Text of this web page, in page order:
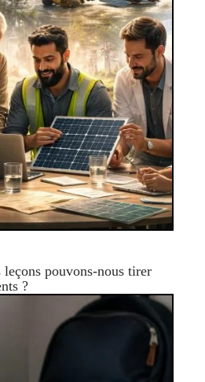
leçons pouvons-nous tirer
?